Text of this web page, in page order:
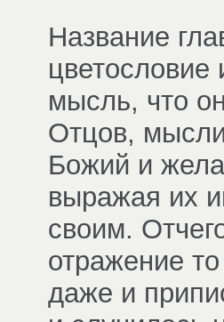
Название
цветословие
мысль, что
Отцов,
Божий и
выражая их
своим.
отражение
даже и